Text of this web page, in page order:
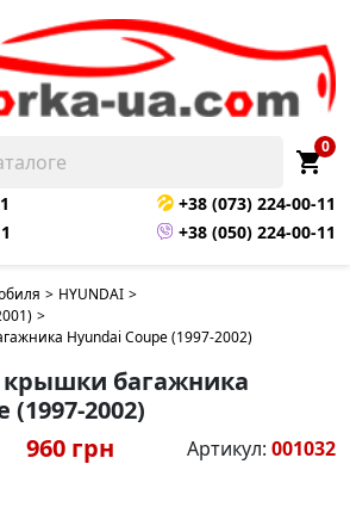
shopping_cart
0
+38 (073) 224-00-11
+38 (050) 224-00-11
> HYUNDAI >
>
Hyundai Coupe (1997-2002)
багажника
(1997-2002)
960 грн Артикул: 001032